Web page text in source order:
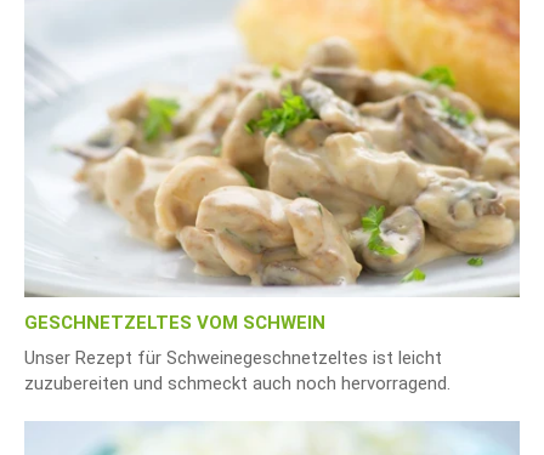
GESCHNETZELTES VOM SCHWEIN
Unser Rezept für Schweinegeschnetzeltes ist leicht
zuzubereiten und schmeckt auch noch hervorragend.